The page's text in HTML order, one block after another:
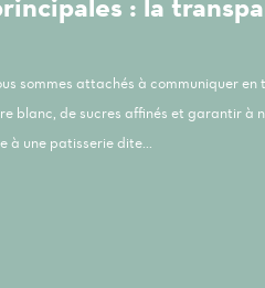
sommes attachés à communiquer
blanc, de sucres affinés et garantir à
à une patisserie dite...